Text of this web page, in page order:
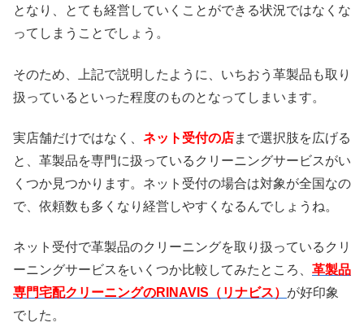
となり、とても経営していくことができる状況ではなくな
ってしまうことでしょう。
そのため、上記で説明したように、いちおう革製品も取り
扱っているといった程度のものとなってしまいます。
実店舗だけではなく、 ネット受付の店まで選択肢を広げる
と、革製品を専門に扱っているクリーニングサービスがい
くつか見つかります。ネット受付の場合は対象が全国なの
で、依頼数も多くなり経営しやすくなるんでしょうね。
ネット受付で革製品のクリーニングを取り扱っているクリ
ーニングサービスをいくつか比較してみたところ、 革製品
専門宅配クリーニングのRINAVIS（リナビス） が好印象
でした。